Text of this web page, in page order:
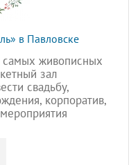
в Павловске
живописных
зал
свадьбу,
корпоратив,